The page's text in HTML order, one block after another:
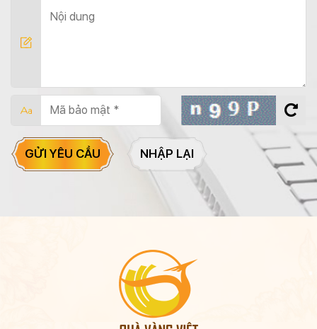
GỬI YÊU CẦU NHẬP LẠI